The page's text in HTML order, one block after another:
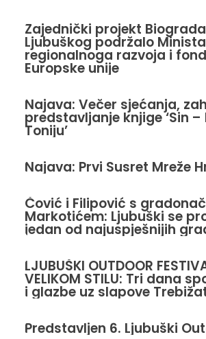
Zajednički projekt
Ljubuškog podržalo
regionalnoga razvoja i
Europske unije
Najava: Večer sjećanja,
predstavljanje knjige ‘Sin –
Toniju’
Najava: Prvi Susret Mreže
Čović i Filipović s
Markotićem: Ljubuški se
jedan od najuspješnijih
LJUBUŠKI OUTDOOR
VELIKOM STILU: Tri dana
i glazbe uz slapove
Predstavljen 6. Ljubuški